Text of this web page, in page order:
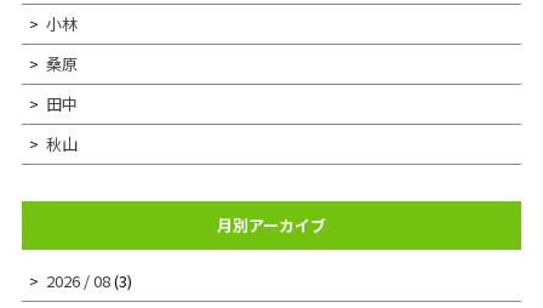
小林
桑原
田中
秋山
月別アーカイブ
2026 / 08(3)